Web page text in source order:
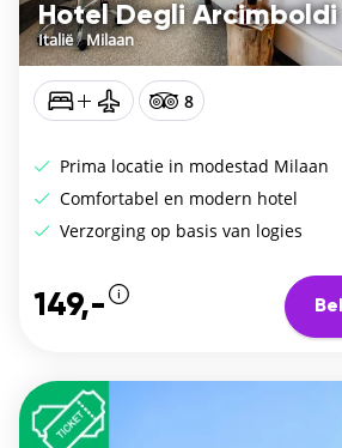
Hotel Degli Arcimboldi
Italië/Milaan
8
Prima locatie in modestad Milaan
Comfortabel en modern hotel
Verzorging op basis van logies
149,-